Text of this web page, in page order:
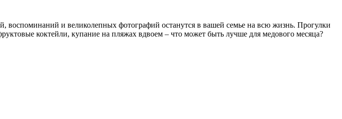
и великолепных фотографий останутся в вашей семье на всю жизнь. Прогулки
коктейли, купание на пляжах вдвоем – что может быть лучше для медового месяца?